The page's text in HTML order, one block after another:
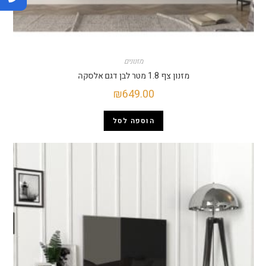
מזנונים
מזנון צף 1.8 מטר לבן דגם אלסקה
₪649.00
הוספה לסל